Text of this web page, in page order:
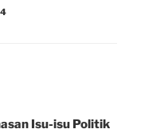
Isu-isu Politik